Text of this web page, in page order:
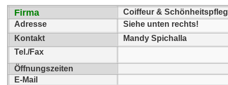
Firma
Coiffeur &
Adresse
Siehe unten rechts!
Kontakt
Mandy Spichalla
Tel./Fax
Öffnungszeiten
E-Mail